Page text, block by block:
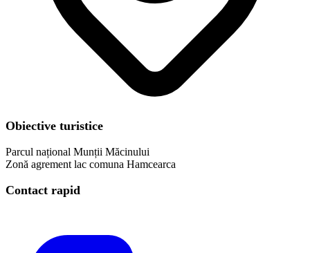
Obiective turistice
Parcul național Munții Măcinului
​Zonă agrement lac comuna Hamcearca
Contact rapid